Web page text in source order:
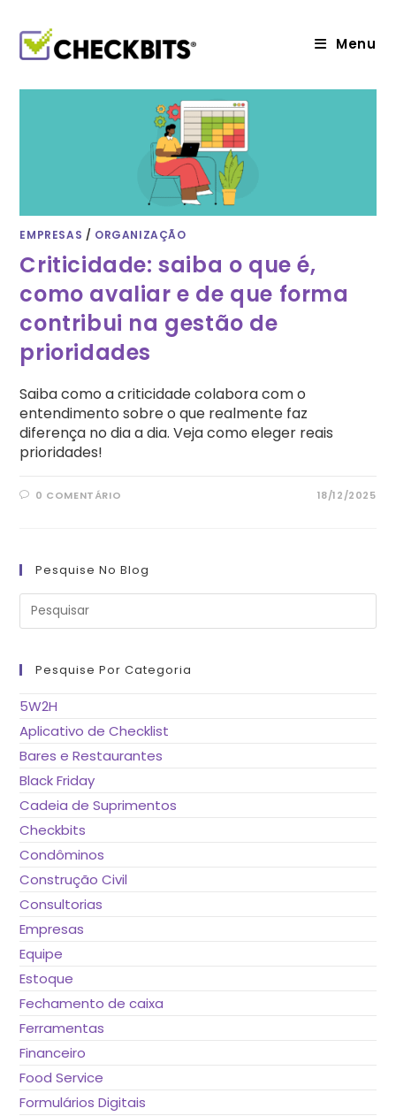
conteúdo
Menu
EMPRESAS / ORGANIZAÇÃO
Criticidade: saiba o que é,
como avaliar e de que forma
contribui na gestão de
prioridades
Saiba como a criticidade colabora com o
entendimento sobre o que realmente faz
diferença no dia a dia. Veja como eleger reais
prioridades!
0 COMENTÁRIO 18/12/2025
Pesquise No Blog
Pesquise Por Categoria
5W2H
Aplicativo de Checklist
Bares e Restaurantes
Black Friday
Cadeia de Suprimentos
Checkbits
Condôminos
Construção Civil
Consultorias
Empresas
Equipe
Estoque
Fechamento de caixa
Ferramentas
Financeiro
Food Service
Formulários Digitais